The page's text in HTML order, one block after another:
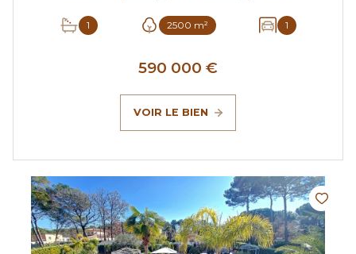
1 2500 m² 1
590 000 €
VOIR LE BIEN